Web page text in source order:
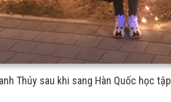
Thúy sau khi sang Hàn Quốc học tập